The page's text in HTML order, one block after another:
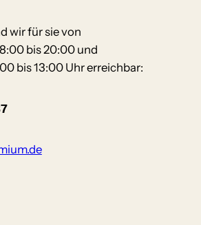
wir für sie von
bis 20:00 und
bis 13:00 Uhr erreichbar: